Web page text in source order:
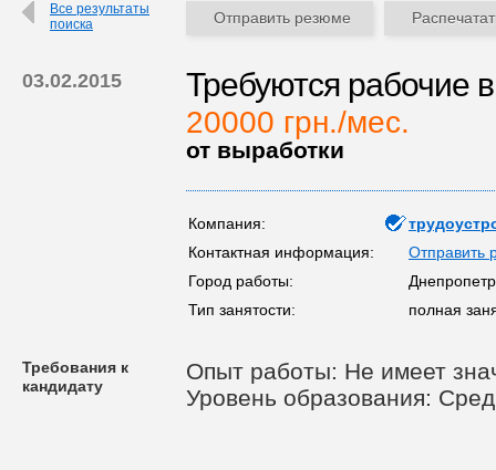
Все результаты
поиска
Отправить резюме
03.02.2015 Требуются рабочие
20000 грн./мес.
от выработки
Компания:
Контактная информация:
Отправить
Город работы:
Тип занятости:
полная
Требования к
кандидату
Опыт работы: Не имеет
Уровень образования: